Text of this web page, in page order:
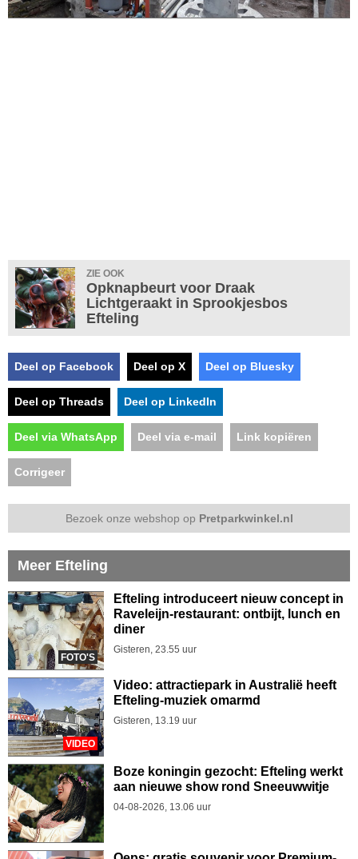
ZIE OOK
Opknapbeurt voor Draak
Lichtgeraakt in Sprookjesbos
Efteling
Deel op Facebook Deel op X Deel op Bluesky
Deel op Threads Deel op LinkedIn
Deel via WhatsApp Deel via e-mail Link kopiëren
Corrigeer
Bezoek onze webshop op Pretparkwinkel.nl
Meer Efteling
FOTO'S
Efteling introduceert nieuw concept in
Raveleijn-restaurant: ontbijt, lunch en
diner
Gisteren, 23.55 uur
VIDEO
Video: attractiepark in Australië heeft
Efteling-muziek omarmd
Gisteren, 13.19 uur
Boze koningin gezocht: Efteling werkt
aan nieuwe show rond Sneeuwwitje
04-08-2026, 13.06 uur